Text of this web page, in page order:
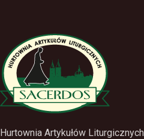
Hurtownia Artykułów Liturgicznych